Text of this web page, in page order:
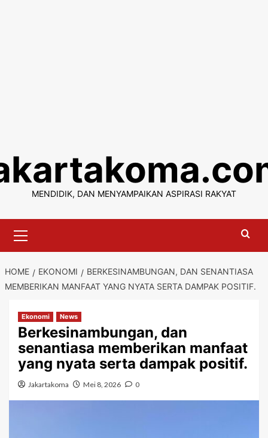
content
MENDIDIK, DAN MENYAMPAIKAN ASPIRASI RAKYAT
Menu
HOME EKONOMI
BERKESINAMBUNGAN, DAN SENANTIASA
MEMBERIKAN MANFAAT YANG NYATA SERTA DAMPAK POSITIF.
Ekonomi News
Berkesinambungan, dan
senantiasa memberikan manfaat
yang nyata serta dampak positif.
Jakartakoma Mei 8, 2026 0